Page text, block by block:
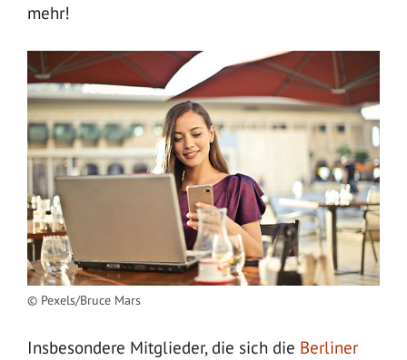
mehr!
© Pexels/Bruce Mars
Insbesondere Mitglieder, die sich die Berliner